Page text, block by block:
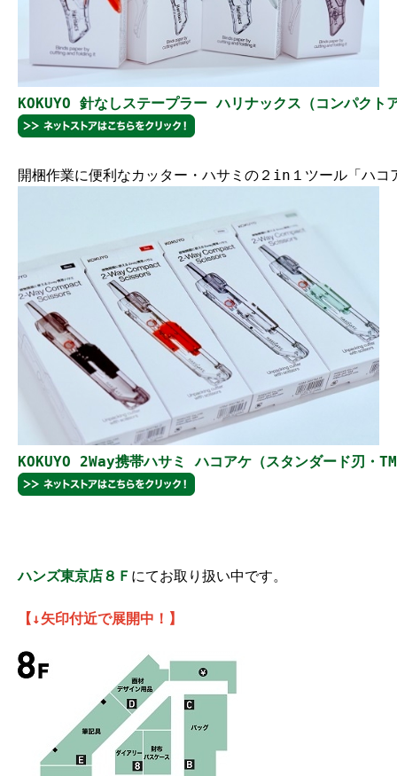
KOKUYO 針なしステープラー ハリナックス（コンパク
開梱作業に便利なカッター・ハサミの２in１ツール「ハコ
KOKUYO 2Way携帯ハサミ ハコアケ（スタンダード刃
ハンズ東京店８Ｆ にてお取り扱い中です。
【↓矢印付近で展開中！】